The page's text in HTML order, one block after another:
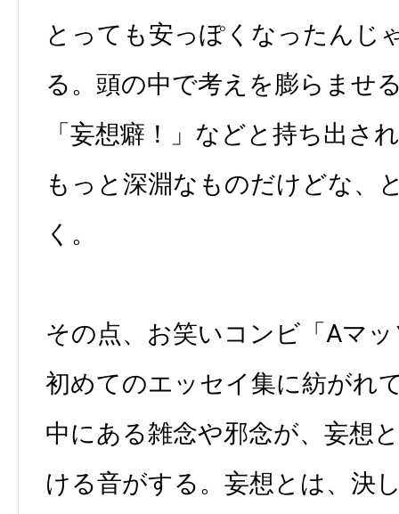
とっても安っぽくなったんじ
る。頭の中で考えを膨らませ
「妄想癖！」などと持ち出さ
もっと深淵なものだけどな、
く。
その点、お笑いコンビ「Aマ
初めてのエッセイ集に紡がれ
中にある雑念や邪念が、妄想
ける音がする。妄想とは、決